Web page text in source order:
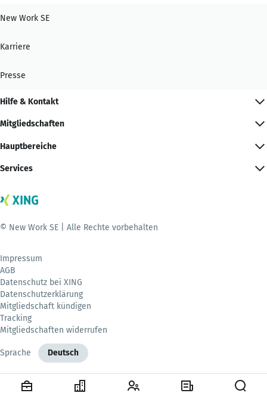
New Work SE
Karriere
Presse
Hilfe & Kontakt
Mitgliedschaften
Hauptbereiche
Services
© New Work SE | Alle Rechte vorbehalten
Impressum
AGB
Datenschutz bei XING
Datenschutzerklärung
Mitgliedschaft kündigen
Tracking
Mitgliedschaften widerrufen
Sprache Deutsch